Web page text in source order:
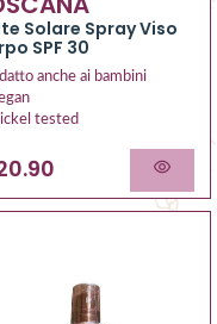
Solare Spray Viso
SPF 30
anche ai bambini
tested